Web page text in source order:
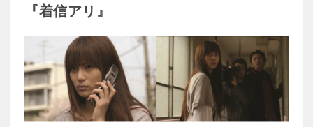
『着信アリ』